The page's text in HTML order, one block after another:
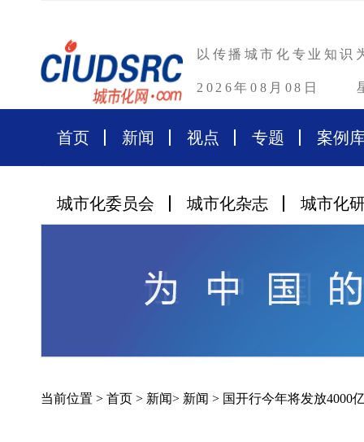
以传播城市化专业知识
2026年08月08日
首页 新闻 视点 专题 案例
城市化委员会 城市化杂志 城市化
当前位置 > 首页 > 新闻> 新闻 > 国开行今年将发放4000